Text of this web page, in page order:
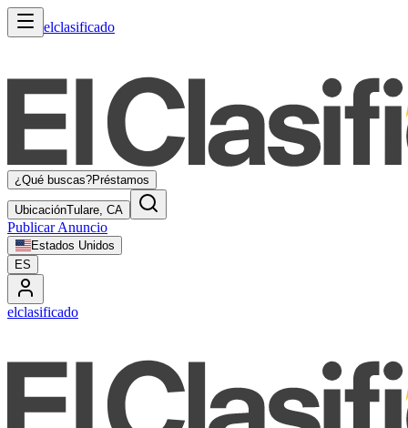
elclasificado
¿Qué buscas?Préstamos
UbicaciónTulare, CA
Publicar Anuncio
Estados Unidos
ES
elclasificado